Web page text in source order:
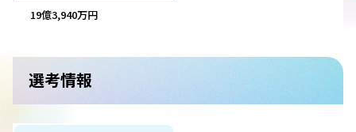
19億3,940万円
選考情報